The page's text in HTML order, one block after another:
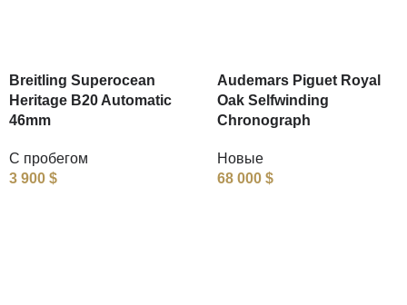
Breitling Superocean
Heritage B20 Automatic
46mm
С пробегом
3 900 $
Audemars Piguet Royal
Oak Selfwinding
Chronograph
Новые
68 000 $